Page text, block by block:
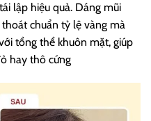
lập hiệu quả. Dáng mũi
chuẩn tỷ lệ vàng mà
tổng thể khuôn mặt, giúp
hay thô cứng